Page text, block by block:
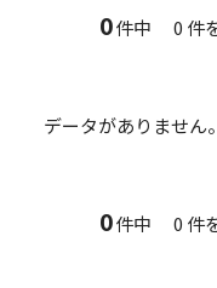
0件中 0 件
データがありません。
0件中 0 件